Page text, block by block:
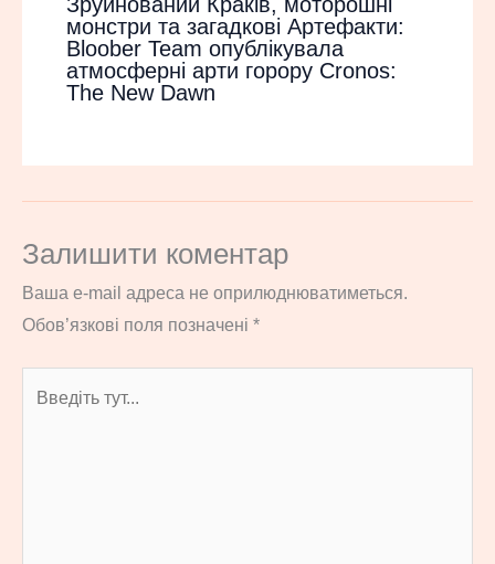
монстри та загадкові Артефакти:
Bloober Team опублікувала
атмосферні арти горору Cronos:
The New Dawn
Залишити коментар
Ваша e-mail адреса не оприлюднюватиметься.
Обов’язкові поля позначені *